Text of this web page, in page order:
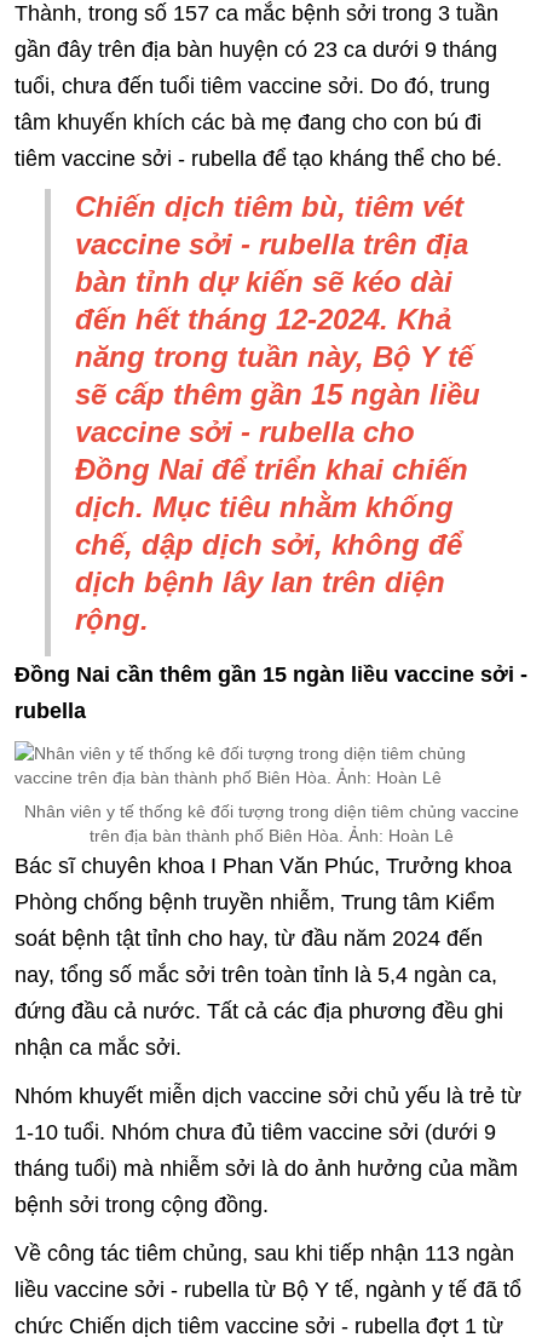
Thành, trong số 157 ca mắc bệnh sởi trong 3 tuần
gần đây trên địa bàn huyện có 23 ca dưới 9 tháng
tuổi, chưa đến tuổi tiêm vaccine sởi. Do đó, trung
tâm khuyến khích các bà mẹ đang cho con bú đi
tiêm vaccine sởi - rubella để tạo kháng thể cho bé.
Chiến dịch tiêm bù, tiêm vét
vaccine sởi - rubella trên địa
bàn tỉnh dự kiến sẽ kéo dài
đến hết tháng 12-2024. Khả
năng trong tuần này, Bộ Y tế
sẽ cấp thêm gần 15 ngàn liều
vaccine sởi - rubella cho
Đồng Nai để triển khai chiến
dịch. Mục tiêu nhằm khống
chế, dập dịch sởi, không để
dịch bệnh lây lan trên diện
rộng.
Đồng Nai cần thêm gần 15 ngàn liều vaccine sởi -
rubella
Nhân viên y tế thống kê đối tượng trong diện tiêm chủng vaccine
trên địa bàn thành phố Biên Hòa. Ảnh: Hoàn Lê
Bác sĩ chuyên khoa I Phan Văn Phúc, Trưởng khoa
Phòng chống bệnh truyền nhiễm, Trung tâm Kiểm
soát bệnh tật tỉnh cho hay, từ đầu năm 2024 đến
nay, tổng số mắc sởi trên toàn tỉnh là 5,4 ngàn ca,
đứng đầu cả nước. Tất cả các địa phương đều ghi
nhận ca mắc sởi.
Nhóm khuyết miễn dịch vaccine sởi chủ yếu là trẻ từ
1-10 tuổi. Nhóm chưa đủ tiêm vaccine sởi (dưới 9
tháng tuổi) mà nhiễm sởi là do ảnh hưởng của mầm
bệnh sởi trong cộng đồng.
Về công tác tiêm chủng, sau khi tiếp nhận 113 ngàn
liều vaccine sởi - rubella từ Bộ Y tế, ngành y tế đã tổ
chức Chiến dịch tiêm vaccine sởi - rubella đợt 1 từ